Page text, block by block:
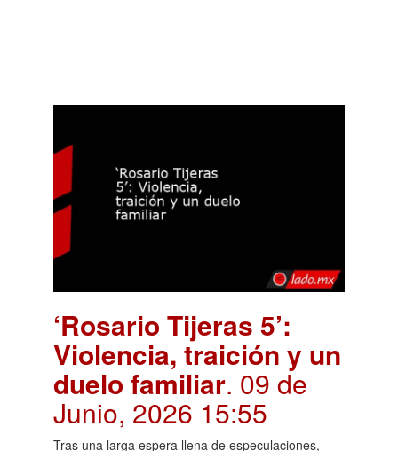
‘Rosario Tijeras 5’:
Violencia, traición y un
duelo familiar. 09 de
Junio, 2026 15:55
Tras una larga espera llena de especulaciones,